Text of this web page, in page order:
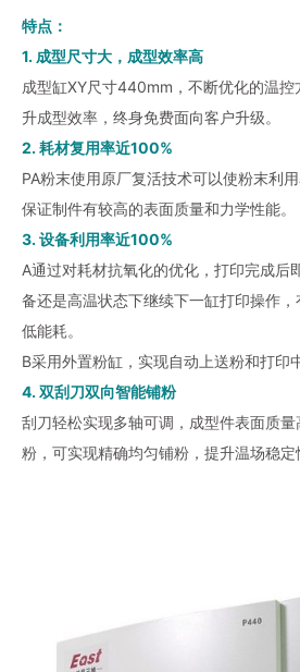
特点：
1. 成型尺寸大，成型效率高
成型缸XY尺寸440mm，不断优化的温控
升成型效率，终身免费面向客户升级。
2. 耗材复用率近100%
PA粉末使用原厂复活技术可以使粉末利
保证制件有较高的表面质量和力学性能。
3. 设备利用率近100%
A通过对耗材抗氧化的优化，打印完成后
备还是高温状态下继续下一缸打印操作
低能耗。
B采用外置粉缸，实现自动上送粉和打印
4. 双刮刀双向智能铺粉
刮刀轻松实现多轴可调，成型件表面质
粉，可实现精确均匀铺粉，提升温场稳定